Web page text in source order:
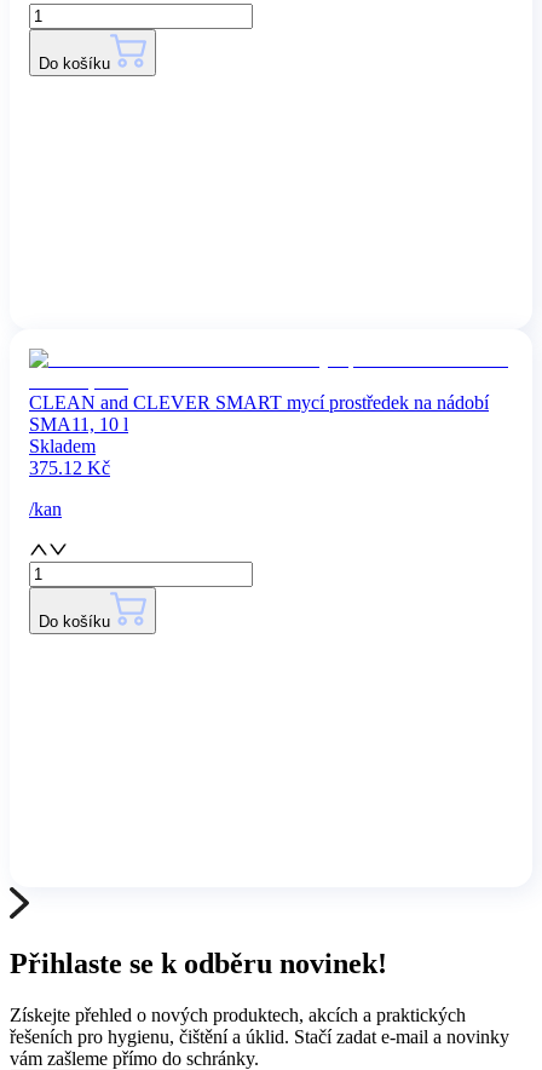
Do košíku
CLEAN and CLEVER SMART mycí prostředek na nádobí
SMA11, 10 l
Skladem
375.12 Kč
/kan
Do košíku
Přihlaste se k odběru novinek!
Získejte přehled o nových produktech, akcích a praktických
řešeních pro hygienu, čištění a úklid. Stačí zadat e-mail a novinky
vám zašleme přímo do schránky.